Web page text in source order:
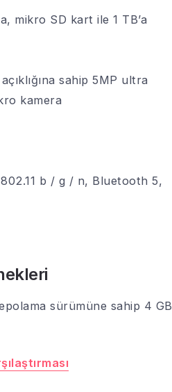
mikro SD kart ile 1 TB’a
sahip 5MP ultra
kamera
b / g / n, Bluetooth 5,
sürümüne sahip 4 GB